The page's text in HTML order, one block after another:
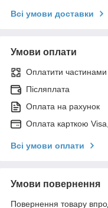
Всі умови доставки
Умови оплати
Оплатити частинами
Післяплата
Оплата на рахунок
Оплата карткою
Всі умови оплати
Умови повернення
Повернення товару